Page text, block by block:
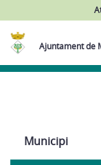
Ajuntament de
Municipi